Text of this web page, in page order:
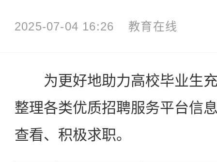
2025-07-04 16:26 教育在线
为更好地助力高校毕业生充
整理各类优质招聘服务平台信
查看、积极求职。